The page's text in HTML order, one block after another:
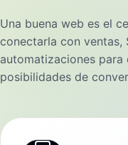
Una buena web es el
conectarla con ventas,
automatizaciones
posibilidades de